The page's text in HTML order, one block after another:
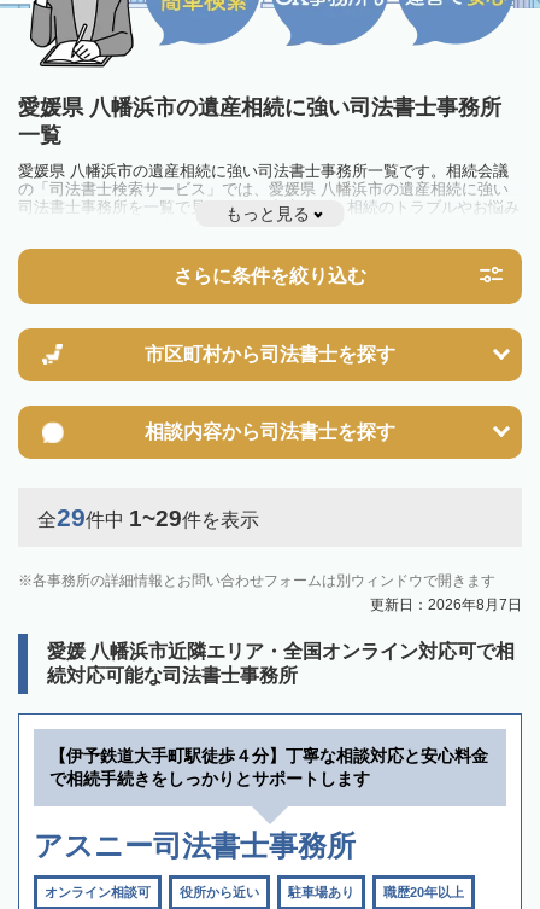
愛媛県 八幡浜市の遺産相続に強い司法書士事務所
一覧
愛媛県 八幡浜市の遺産相続に強い司法書士事務所一覧です。相続会議
の「司法書士検索サービス」では、愛媛県 八幡浜市の遺産相続に強い
司法書士事務所を一覧で見ることが出来ます。相続のトラブルやお悩み
を抱えている方は一度近隣の司法書士に相談してみましょう。
もっと見る
さらに条件を絞り込む
市区町村から司法書士を探す
相談内容から司法書士を探す
全29件中 1~29件を表示
各事務所の詳細情報とお問い合わせフォームは別ウィンドウで開きます
更新日：2026年8月7日
愛媛 八幡浜市近隣エリア・全国オンライン対応可で相
続対応可能な司法書士事務所
【伊予鉄道大手町駅徒歩４分】丁寧な相談対応と安心料金
で相続手続きをしっかりとサポートします
アスニー司法書士事務所
オンライン相談可 役所から近い 駐車場あり 職歴20年以上